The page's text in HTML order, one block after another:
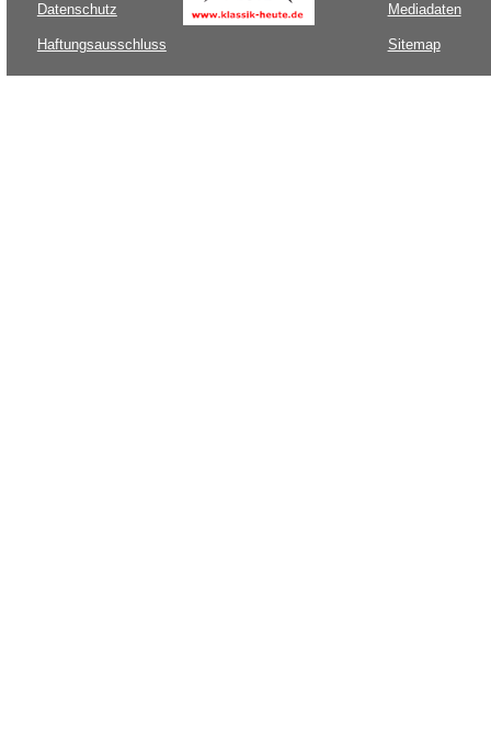
Datenschutz
Haftungsausschluss
Mediadaten
Sitemap